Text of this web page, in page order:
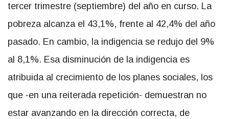
tercer trimestre (septiembre) del año en curso. La
pobreza alcanza el 43,1%, frente al 42,4% del año
pasado. En cambio, la indigencia se redujo del 9%
al 8,1%. Esa disminución de la indigencia es
atribuida al crecimiento de los planes sociales, los
que -en una reiterada repetición- demuestran no
estar avanzando en la dirección correcta, de